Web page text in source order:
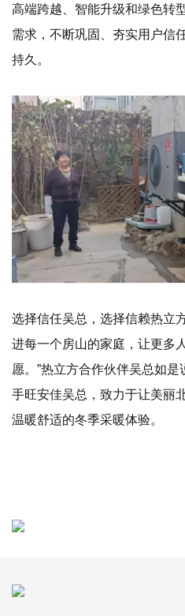
高端跨越、智能升级和绿色转
需求，不断巩固、夯实用户信
持久。
选择信任吴总，选择信赖热立
进每一个房山的家庭，让更多
愿。”热立方合作伙伴吴总如
手旺安佳吴总，致力于让美丽
温暖舒适的冬季采暖体验。